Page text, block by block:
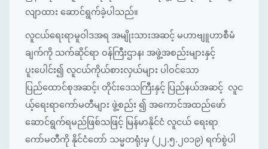
လျာထား ဆောင်ရွက်ခဲ့ပါသည်။
လူငယ်ရေးရာမူဝါဒအရ အမျိုးသားအဆင့် မဟာဗျူဟာစီမံ
ချက်ကို သက်ဆိုင်ရာ ဝန်ကြီးဌာန၊ အဖွဲ့အစည်းများနှင့်
ပူးပေါင်း၍ လူငယ်ကိုယ်စားလှယ်များ ပါဝင်သော
ပြည်ထောင်စုအဆင့်၊ တိုင်းဒေသကြီးနှင့် ပြည်နယ်အဆင့် လူင
ယ့်ရေးရာကော်မတီများ ဖွဲ့စည်း ၍ အကောင်အထည်ဖော်
ဆောင်ရွက်ရမည်ဖြစ်သဖြင့် မြန်မာနိုင်ငံ လူငယ် ရေးရာ
ကော်မတီကို နိုင်ငံတော် သမ္မတရုံးမှ (၂၂.၅.၂၀၁၉) ရက်စွဲပါ